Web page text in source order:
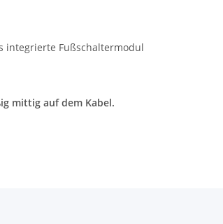
integrierte Fußschaltermodul
mittig auf dem Kabel.